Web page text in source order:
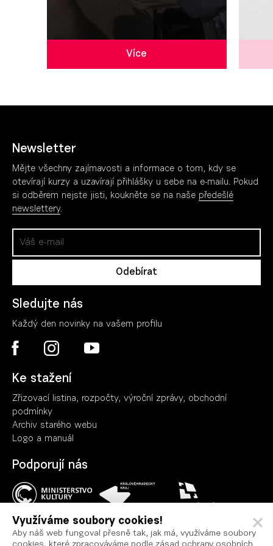
Více
Newsletter
Mějte všechny zajímavosti a informace o tom, kdy se
otevírají kurzy a uzavírají přihlášky u sebe na e-mailu. Pokud
si odběrem nejste jisti, koukněte se na naše předešlé
newslettery.
Sledujte nás
Každý den novinky na vašem profilu
Ke stažení
Zřizovací listina, rozpočty, výroční zprávy, obchodní
podmínky
Archiv starého webu
Logo a manuál
Podporují nás
Využíváme soubory cookies!
Aby náš web fungoval přesně tak, jak má, využíváme soubory